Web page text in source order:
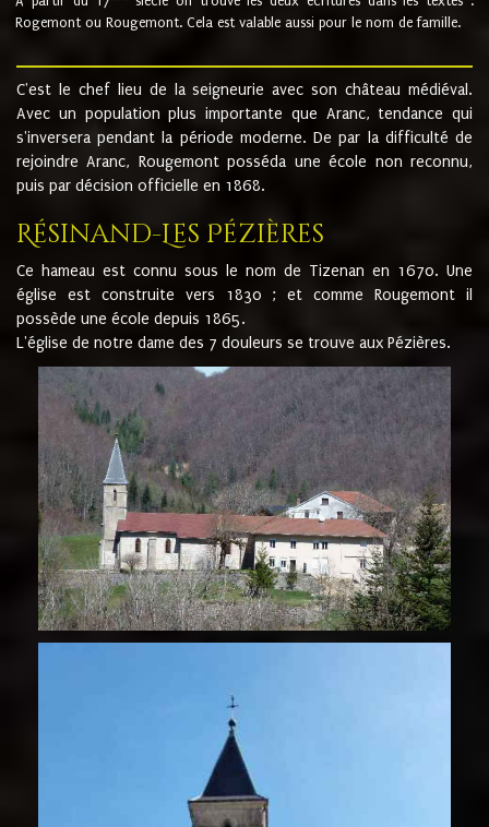
Rogemont ou Rougemont. Cela est valable aussi pour le nom de famille.
C'est le chef lieu de la seigneurie avec son château médiéval.
Avec un population plus importante que Aranc, tendance qui
s'inversera pendant la période moderne. De par la difficulté de
rejoindre Aranc, Rougemont posséda une école non reconnu,
puis par décision officielle en 1868.
Résinand-Les Pézières
Ce hameau est connu sous le nom de Tizenan en 1670. Une
église est construite vers 1830 ; et comme Rougemont il
possède une école depuis 1865.
L'église de notre dame des 7 douleurs se trouve aux Pézières.